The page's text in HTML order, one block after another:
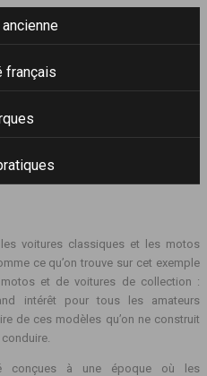
français
voitures classiques et les motos
ce qu’on trouve sur cet exemple
et de voitures de collection :
intérêt pour tous les amateurs
de ces modèles qu’on ne construit
conçues à une époque où les